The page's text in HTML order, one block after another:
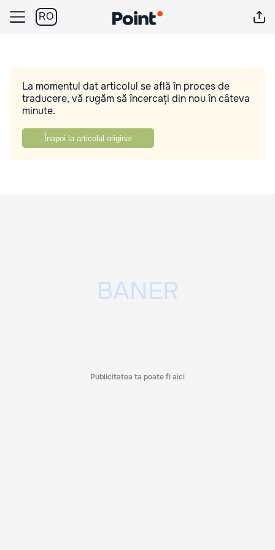
RO
La momentul dat articolul se află în proces de
traducere, vă rugăm să încercați din nou în câteva
minute.
Înapoi la articolul original
Publicitatea ta poate fi aici